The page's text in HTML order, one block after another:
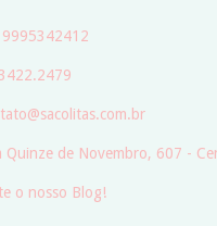
Quinze de Novembro, 607 -
o nosso Blog!